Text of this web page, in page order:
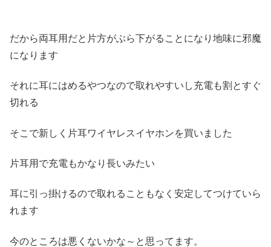
だから両耳用だと片方がぶら下がることになり地味に邪魔
になります
それに耳にはめるやつなので取れやすいし充電も割とすぐ
切れる
そこで新しく片耳ワイヤレスイヤホンを買いました
片耳用で充電もかなり長いみたい
耳に引っ掛けるので取れることもなく安定してつけていら
れます
今のところは悪くないかな～と思ってます。